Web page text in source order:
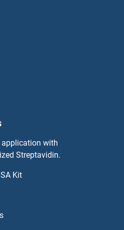
application with
Streptavidin.
Kit